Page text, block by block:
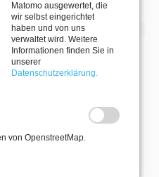
ERWEITERN
2026
Matomo ausgewertet, die
wir selbst eingerichtet
haben und von uns
verwaltet wird. Weitere
Informationen finden Sie in
unserer
Datenschutzerklärung.
von OpenstreetMap.